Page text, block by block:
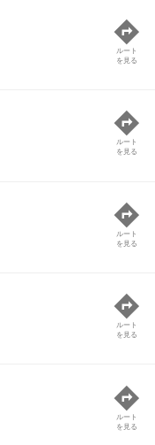
ルート
を見る
ルート
を見る
ルート
を見る
ルート
を見る
ルート
を見る